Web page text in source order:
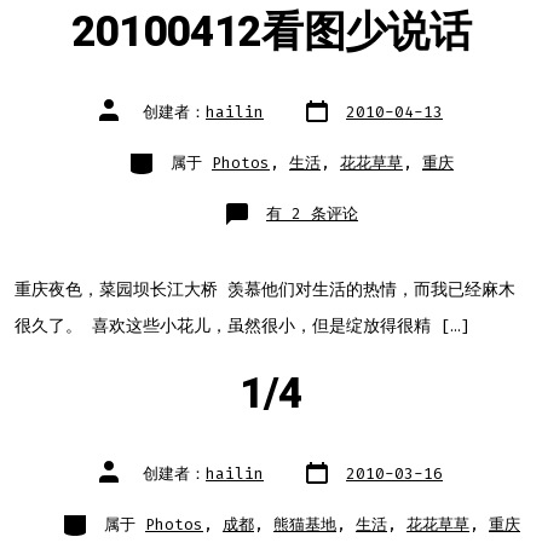
20100412看图少说话
文
章 创建者： hailin 文
章
2010-04-13
类
别 属于 Photos , 生活, 花花草草, 重庆
20100412
看
话
有 2 条评论
重庆夜色，菜园坝长江大桥 羡慕他们对生活的热情，而我已经麻木
很久了。 喜欢这些小花儿，虽然很小，但是绽放得很精 […]
1/4
文
章 创建者： hailin 文
章
2010-03-16
类
别 属于 Photos , 成都, 熊猫基地, 生活, 花花草草, 重庆